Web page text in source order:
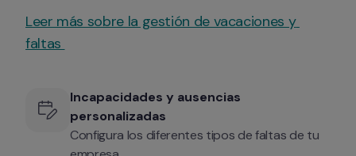
Leer más sobre la gestión de vacaciones y
faltas
Incapacidades y ausencias
personalizadas
Configura los diferentes tipos de faltas de tu